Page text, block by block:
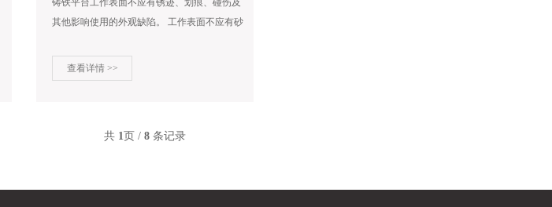
铸铁平台工作表面不应有锈迹、划痕、碰伤及
其他影响使用的外观缺陷。 工作表面不应有砂
查看详情 >>
共 1页 / 8 条记录